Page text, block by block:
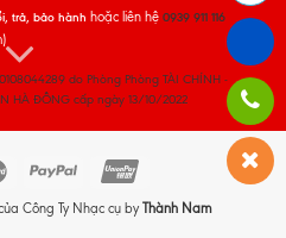
trả, bảo hành hoặc liên hệ 0939 911 116
do Phòng Phòng TÀI CHÍNH -
HÀ ĐÔNG cấp ngày 13/10/2022
Công Ty Nhạc cụ by Thành Nam